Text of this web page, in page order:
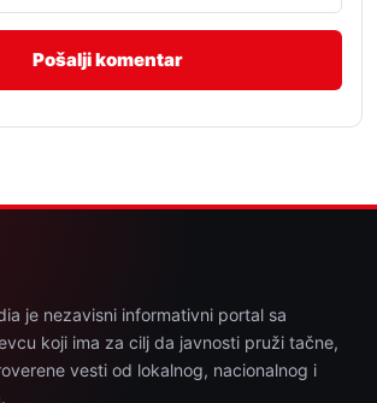
je nezavisni informativni portal sa
koji ima za cilj da javnosti pruži tačne,
vesti od lokalnog, nacionalnog i